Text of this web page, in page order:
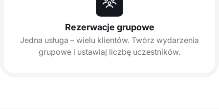
Rezerwacje grupowe
Jedna usługa – wielu klientów. Twórz wydarzenia
grupowe i ustawiaj liczbę uczestników.